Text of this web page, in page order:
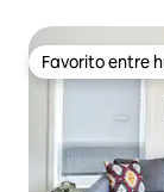
Favorito entre
Favorito entre